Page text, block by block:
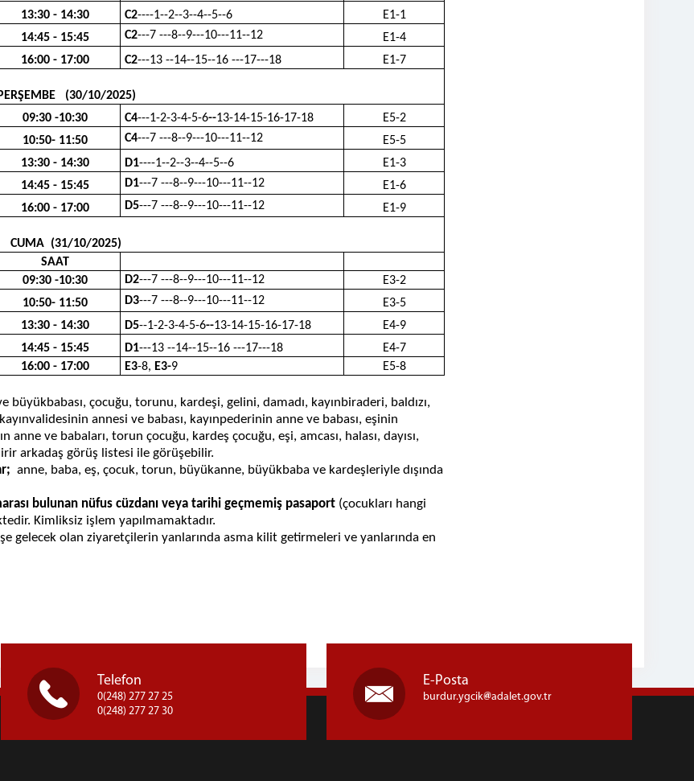
13:30 - 14:30 C2----1--2--3--4--5--6
E1-1
14:45 - 15:45 C2---7 ---8--9---10---11--12
E1-4
16:00 - 17:00 C2---13 --14--15--16 ---17---18 E1-7
PERŞEMBE (30/10/2025)
09:30 -10:30 C4---1-2-3-4-5-6--13-14-15-16-17-18
E5-2
10:50- 11:50 C4---7 ---8--9---10---11--12
E5-5
13:30 - 14:30 D1----1--2--3--4--5--6
E1-3
14:45 - 15:45 D1---7 ---8--9---10---11--12
E1-6
16:00 - 17:00 D5---7 ---8--9---10---11--12 E1-9
CUMA (31/10/2025)
SAAT
09:30 -10:30 D2---7 ---8--9---10---11--12
E3-2
10:50- 11:50 D3---7 ---8--9---10---11--12
E3-5
13:30 - 14:30 D5--1-2-3-4-5-6--13-14-15-16-17-18
E4-9
14:45 - 15:45 D1---13 --14--15--16 ---17---18
E4-7
16:00 - 17:00 E3-8, E3-9 E5-8
büyükbabası, çocuğu, torunu, kardeşi, gelini, damadı, kayınbiraderi, baldızı,
annesi ve babası, kayınpederinin anne ve babası, eşinin
ve babaları, torun çocuğu, kardeş çocuğu, eşi, amcası, halası, dayısı,
arkadaş görüş listesi ile görüşebilir.
anne, baba, eş, çocuk, torun, büyükanne, büyükbaba ve kardeşleriyle dışında
bulunan nüfus cüzdanı veya tarihi geçmemiş pasaport (çocukları hangi
Kimliksiz işlem yapılmamaktadır.
gelecek olan ziyaretçilerin yanlarında asma kilit getirmeleri ve yanlarında en
Telefon
0(248) 277 27 25
0(248) 277 27 30
E-Posta
burdur.ygcik adalet.gov.tr